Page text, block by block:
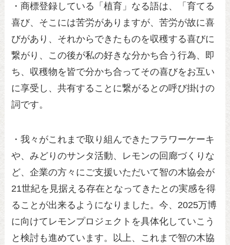
・商標登録している「植育」なる語は、「育てる
喜び、そこには苦労がありますが、苦労が故に喜
びがあり、それからできたものを収穫する喜びに
繋がり、この後が私の好きな分かち合う行為、即
ち、収穫物を皆で分かち合ってその喜びをお互い
に享受し、共有することに繋がるとの呼び掛けの
詞です。
・我々がこれまで取り組んできたフラワーケーキ
や、みどりのサンタ活動、レモンの回廊づくりな
ど、企業の方々にご支援いただいて智の木協会が
21世紀を見据える存在となってきたとの実感を得
ることが出来るようになりました。今、2025万博
に向けてレモンプロジェクトを具体化していこう
と検討も進めています。以上、これまで智の木協